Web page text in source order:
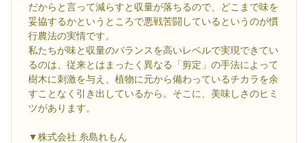
だからと言って減らすと収量が落ちるので、どこまで味を
妥協するかというところで悪戦苦闘しているというのが慣
行農法の実情です。
私たちが味と収量のバランスを高いレベルで実現できてい
るのは、従来とはまったく異なる「剪定」の手法によって
樹木に刺激を与え、植物に元から備わっているチカラを余
すことなく引き出しているから。そこに、美味しさのヒミ
ツがあります。
▼株式会社 糸島れもん